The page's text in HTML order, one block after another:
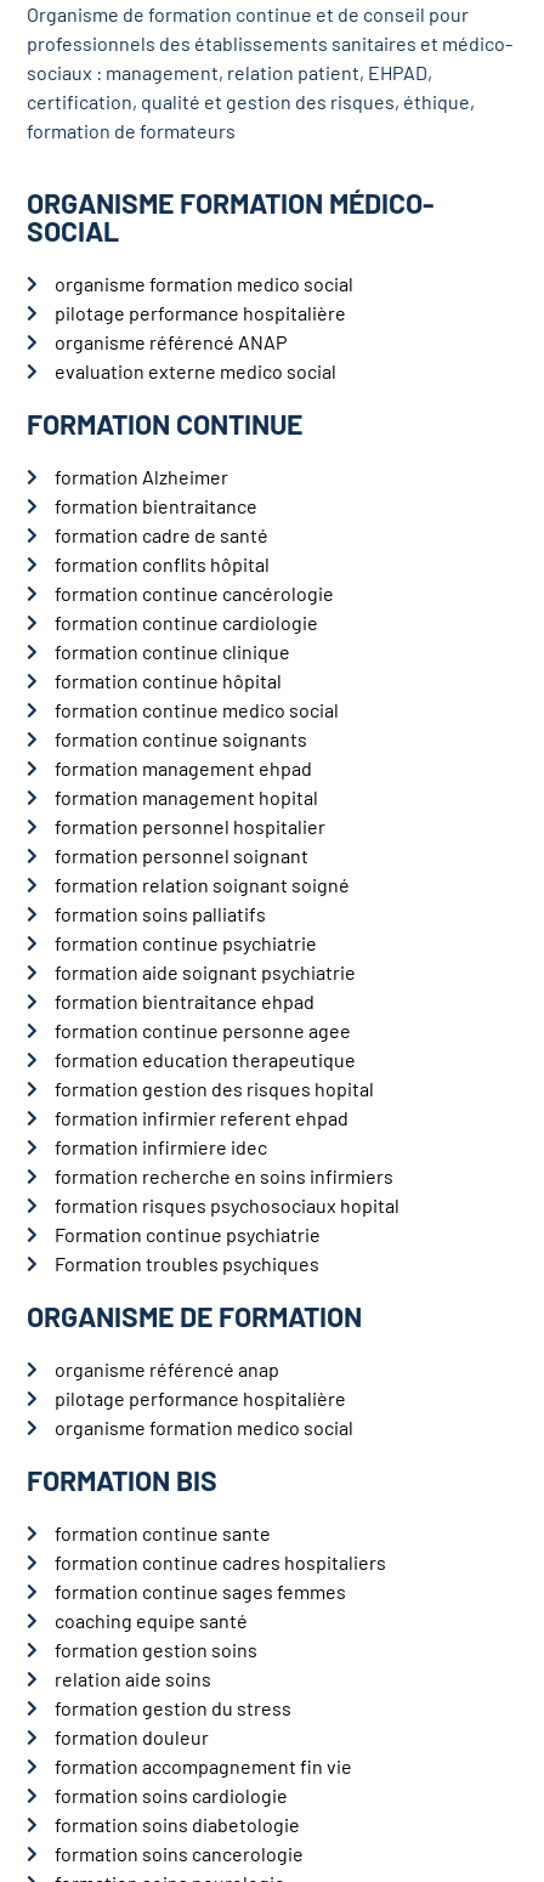
Organisme de formation continue et de conseil pour
professionnels des établissements sanitaires et médico-
sociaux : management, relation patient, EHPAD,
certification, qualité et gestion des risques, éthique,
formation de formateurs
ORGANISME FORMATION MÉDICO-
SOCIAL
organisme formation medico social
pilotage performance hospitalière
organisme référencé ANAP
evaluation externe medico social
FORMATION CONTINUE
formation Alzheimer
formation bientraitance
formation cadre de santé
formation conflits hôpital
formation continue cancérologie
formation continue cardiologie
formation continue clinique
formation continue hôpital
formation continue medico social
formation continue soignants
formation management ehpad
formation management hopital
formation personnel hospitalier
formation personnel soignant
formation relation soignant soigné
formation soins palliatifs
formation continue psychiatrie
formation aide soignant psychiatrie
formation bientraitance ehpad
formation continue personne agee
formation education therapeutique
formation gestion des risques hopital
formation infirmier referent ehpad
formation infirmiere idec
formation recherche en soins infirmiers
formation risques psychosociaux hopital
Formation continue psychiatrie
Formation troubles psychiques
ORGANISME DE FORMATION
organisme référencé anap
pilotage performance hospitalière
organisme formation medico social
FORMATION BIS
formation continue sante
formation continue cadres hospitaliers
formation continue sages femmes
coaching equipe santé
formation gestion soins
relation aide soins
formation gestion du stress
formation douleur
formation accompagnement fin vie
formation soins cardiologie
formation soins diabetologie
formation soins cancerologie